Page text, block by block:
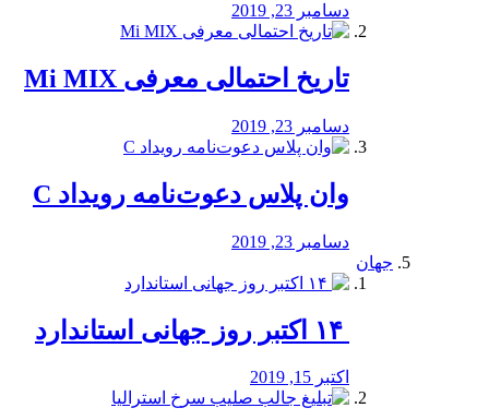
دسامبر 23, 2019
تاریخ احتمالی معرفی Mi MIX
دسامبر 23, 2019
وان پلاس دعوت‌نامه رویداد C
دسامبر 23, 2019
جهان
اکتبر 15, 2019